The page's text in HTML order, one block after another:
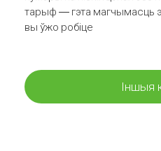
тарыф — гэта магчымасць
вы ўжо робіце
Іншыя